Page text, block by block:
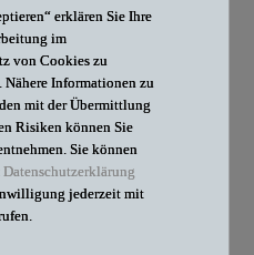
ist Christian
™.
Neuendorf, Nicole Jesche,
, sowie Dr. Christina
LL.M., als auch
Liste der Ones to Watch in
erklären Sie Ihre
im
von Cookies zu
Informationen zu
mit der Übermittlung
Risiken können Sie
Sie können
Datenschutzerklärung
jederzeit mit